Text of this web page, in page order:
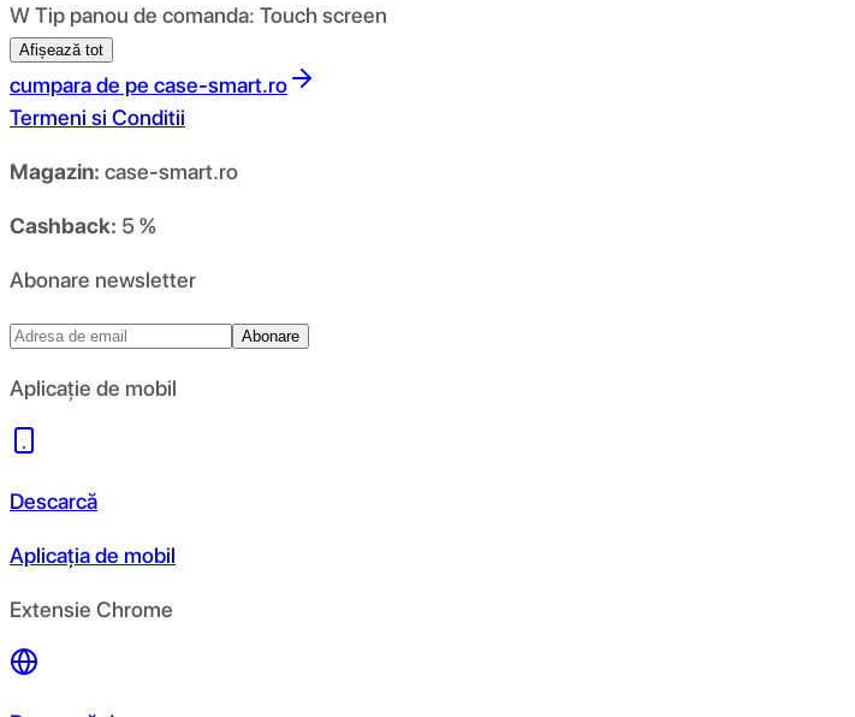
W Tip panou de comanda: Touch screen
Afișează tot
cumpara de pe case-smart.ro
Termeni si Conditii
Magazin: case-smart.ro
Cashback: 5 %
Abonare newsletter
Abonare
Aplicație de mobil
Descarcă
Aplicația de mobil
Extensie Chrome